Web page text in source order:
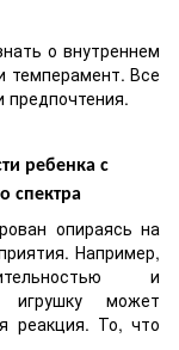
о внутреннем
темперамент. Все
предпочтения.
ребенка с
спектра
опираясь на
Например,
и
игрушку может
реакция. То, что